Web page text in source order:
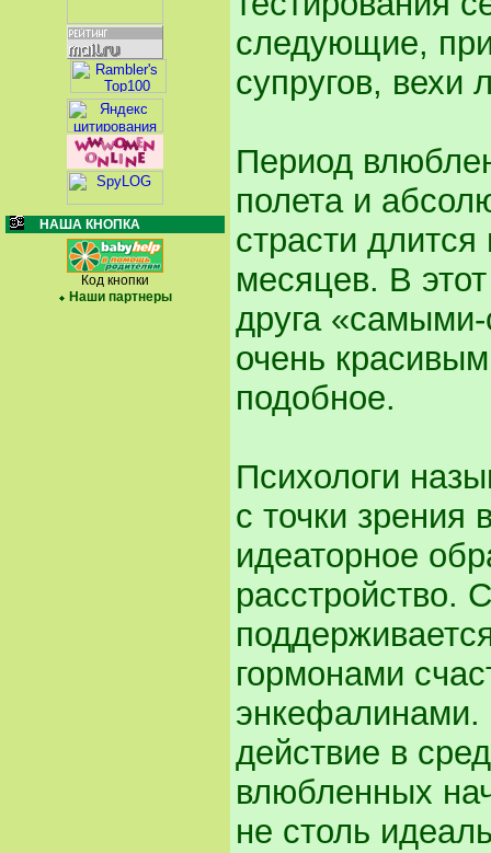
НАША КНОПКА
Код кнопки
Наши партнеры
следующие,
супругов, вехи
Период
полета и
страсти
месяцев. В
друга
очень
подобное.
Психологи
с точки зрения
идеаторное
расстройство.
гормонами
энкефалинами.
действие в
влюбленных
не столь